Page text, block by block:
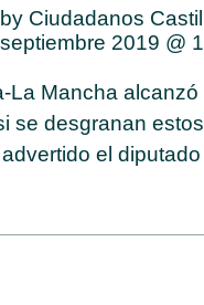
by Ciudadanos
septiembre 2019 @
La Mancha
se desgranan
el